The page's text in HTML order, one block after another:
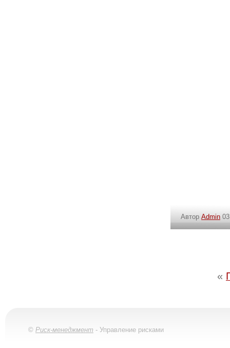
Автор Admin
«
© Риск-менеджмент - Управление рисками